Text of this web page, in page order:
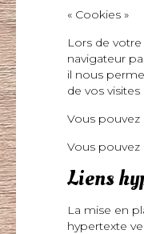
« Cookies »
Lors de
navigateur
il nous
de vos
Vous
Vous
Liens
La mise en
hypertexte